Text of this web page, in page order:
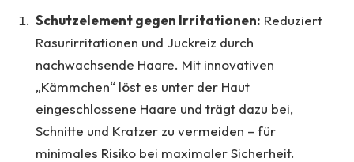
Schutzelement gegen Irritationen: Reduziert
Rasurirritationen und Juckreiz durch
nachwachsende Haare. Mit innovativen
„Kämmchen“ löst es unter der Haut
eingeschlossene Haare und trägt dazu bei,
Schnitte und Kratzer zu vermeiden – für
minimales Risiko bei maximaler Sicherheit.